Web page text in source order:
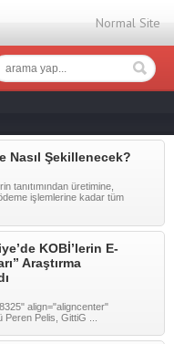
Normal Site
Nasıl Şekillenecek?
tanıtımından üretimine,
işlemlerine kadar tüm
KOBİ’lerin E-
Araştırma
align="aligncenter"
Pelis, GittiG ...